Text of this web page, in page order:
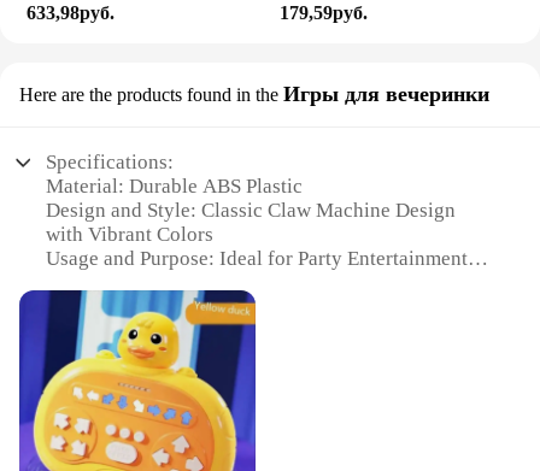
633,98руб. 179,59руб.
Here are the products found in the Игры для вечеринки
Specifications:
Material: Durable ABS Plastic
Design and Style: Classic Claw Machine Design
with Vibrant Colors
Usage and Purpose: Ideal for Party Entertainment
Performance and Property: Equipped with a
Powerful Motor for Smooth Operation
Parts and Accessories: Includes 1 Claw Machine
Toy and 12 Assorted Plush Toys
Applicable People: Suitable for Ages 3 and Up
Features: